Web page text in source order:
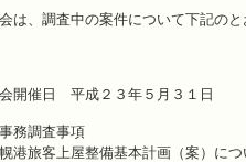
は、調査中の案件について下記のと
開催日 平成２３年５月３１日
務調査事項
幌港旅客上屋整備基本計画（案）につ